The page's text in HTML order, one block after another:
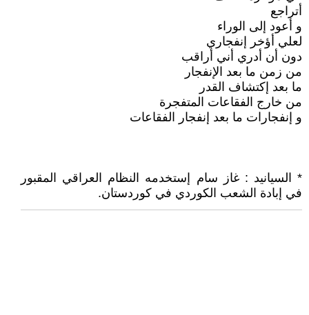
أتراجع
و أعود إلى الوراء
لعلي أؤخر إنفجاري
دون أن أدري أني أراقب
من زمن ما بعد الإنفجار
ما بعد إكتشاف القدر
من خارج الفقاعات المتفجرة
و إنفجارات ما بعد إنفجار الفقاعات
* السيانيد : غاز سام إستخدمه النظام العراقي المقبور
في إبادة الشعب الكوردي في كوردستان.